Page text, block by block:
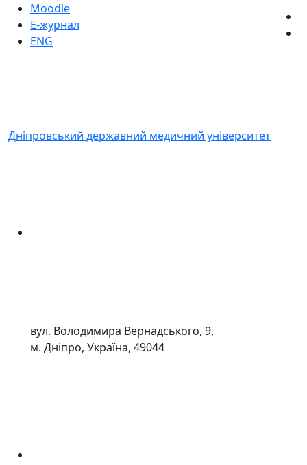
Moodle
Е-журнал
ENG
Дніпровський державний медичний університет
вул. Володимира Вернадського, 9,
м. Дніпро, Україна, 49044